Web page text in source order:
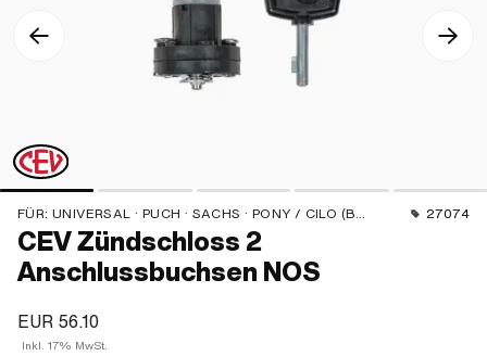
FÜR: UNIVERSAL · PUCH · SACHS · PONY / CILO (BETA 521 & 512) 27074
CEV Zündschloss 2
Anschlussbuchsen NOS
EUR 56.10
Inkl. 17% MwSt.